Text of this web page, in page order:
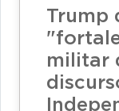
Trump
militar